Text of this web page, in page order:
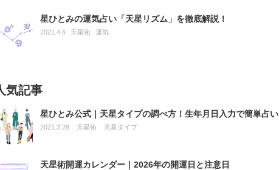
星ひとみの運気占い「天星リズム」を徹底解説！
2021.4.6 天星術 運気
気記事
星ひとみ公式｜天星タイプの調べ方！生年月日入力で簡単占い
2021.3.29 天星術 天星タイプ
天星術開運カレンダー｜2026年の開運日と注意日